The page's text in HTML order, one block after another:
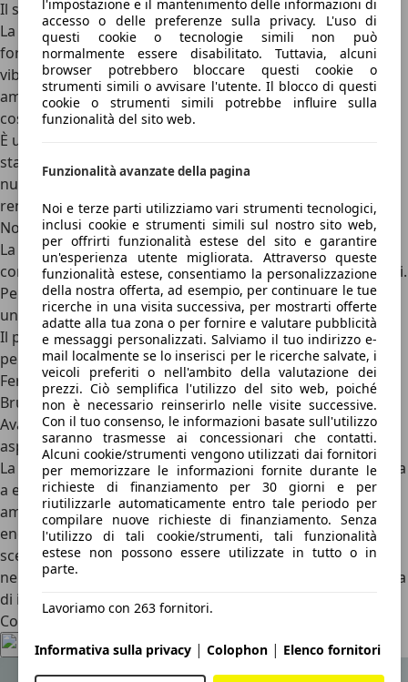
l'impostazione e il mantenimento delle informazioni di
accesso o delle preferenze sulla privacy. L'uso di
questi cookie o tecnologie simili non può
normalmente essere disabilitato. Tuttavia, alcuni
browser potrebbero bloccare questi cookie o
strumenti simili o avvisare l'utente. Il blocco di questi
cookie o strumenti simili potrebbe influire sulla
funzionalità del sito web.
Funzionalità avanzate della pagina
Noi e terze parti utilizziamo vari strumenti tecnologici,
inclusi cookie e strumenti simili sul nostro sito web,
per offrirti funzionalità estese del sito e garantire
un'esperienza utente migliorata. Attraverso queste
funzionalità estese, consentiamo la personalizzazione
della nostra offerta, ad esempio, per continuare le tue
ricerche in una visita successiva, per mostrarti offerte
adatte alla tua zona o per fornire e valutare pubblicità
e messaggi personalizzati. Salviamo il tuo indirizzo e-
mail localmente se lo inserisci per le ricerche salvate, i
veicoli preferiti o nell'ambito della valutazione dei
prezzi. Ciò semplifica l'utilizzo del sito web, poiché
non è necessario reinserirlo nelle visite successive.
Con il tuo consenso, le informazioni basate sull'utilizzo
saranno trasmesse ai concessionari che contatti.
Alcuni cookie/strumenti vengono utilizzati dai fornitori
per memorizzare le informazioni fornite durante le
richieste di finanziamento per 30 giorni e per
riutilizzarle automaticamente entro tale periodo per
compilare nuove richieste di finanziamento. Senza
l'utilizzo di tali cookie/strumenti, tali funzionalità
estese non possono essere utilizzate in tutto o in
parte.
Lavoriamo con 263 fornitori.
Informativa sulla privacy | Colophon | Elenco fornitori
Il suono come nuova identità
La Luce non prova a imitare un V8 o un V12. E questa è
forse la scelta più intelligente.Il suo suono nasce dalle
vibrazioni reali degli assali elettrici, selezionate e
amplificate. Non è nostalgia artificiale, ma il tentativo di
costruire un nuovo linguaggio emotivo.
È un passaggio delicato: Ferrari sa che il rumore è sempre
stato parte dell’esperienza. Ma con la Luce non finge che
nulla sia cambiato. Accetta il cambiamento e prova a
renderlo desiderabile.
Non è la fine della Ferrari termica
La Luce non cancella le Ferrari a combustione. Il Cavallino
continuerà a vendere modelli con motori a 6, 8 e 12 cilindri.
Per questo non va letta come una sostituzione, ma come
un’estensione del marchio.
Il prezzo, da circa 550.000 europrima delle
personalizzazioni, chiarisce il posizionamento: non una
Ferrari elettrica d’accesso, ma un manifesto.
Brutta?Forse, da certe angolazioni.Geniale? Possibile.
Avanti?Sicuramente più avanti di quanto molti si
aspettassero.
La Ferrari Luce non rassicura, non seduce tutti e non prova
a essere una Ferrari “come prima”.È un oggetto
ambizioso, discusso, a tratti straniante. Ma ha un merito
enorme: davanti alla rivoluzione elettrica, Ferrari non ha
scelto la via più comoda. Ha scelto quella più rischiosa. E,
nel bene o nel male, è proprio lì che spesso nasce qualcosa
di importante.
Condividi l'articolo